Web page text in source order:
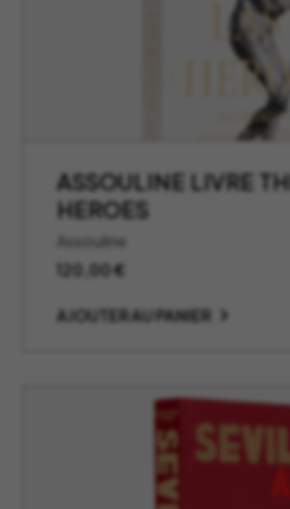
ASSOULINE LIVRE
HEROES
Assouline
120,00€
AJOUTER AU PANIER